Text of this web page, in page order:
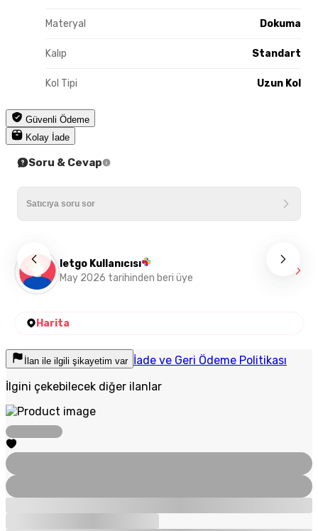
Materyal Dokuma
Kalıp Standart
Kol Tipi Uzun Kol
Güvenli Ödeme
Kolay İade
Soru & Cevap
letgo Kullanıcısı
May 2026 tarihinden beri üye
Harita
İlan ile ilgili şikayetim var İade ve Geri Ödeme Politikası
İlgini çekebilecek diğer ilanlar